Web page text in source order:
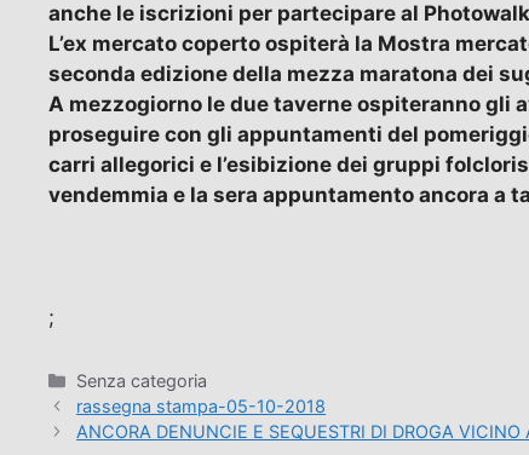
anche le iscrizioni per partecipare al
L’ex mercato coperto ospiterà la Mostra
seconda edizione della mezza maratona dei
A mezzogiorno le due taverne ospiteranno gli
proseguire con gli appuntamenti del
carri allegorici e l’esibizione dei gruppi
vendemmia e la sera appuntamento ancora a
;
Categorie
Senza categoria
rassegna stampa-05-10-2018
ANCORA DENUNCIE E SEQUESTRI DI DROGA VICINO